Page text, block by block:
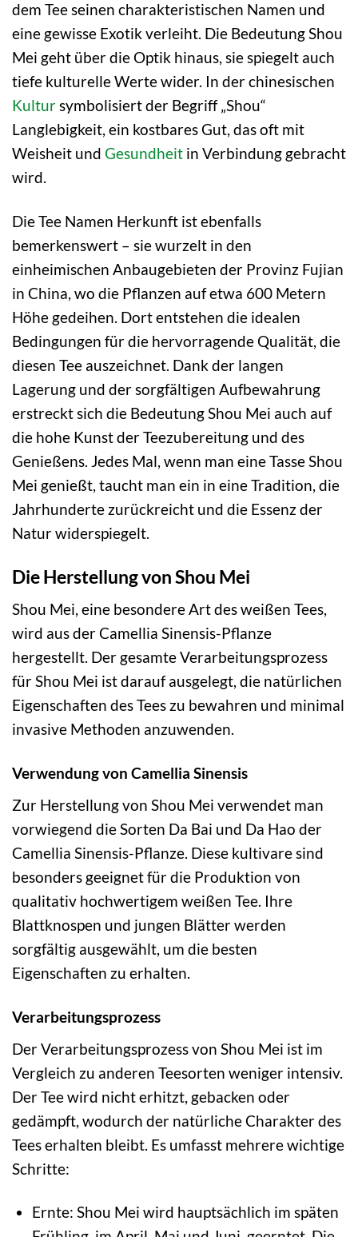
dem Tee seinen charakteristischen Namen und
eine gewisse Exotik verleiht. Die Bedeutung Shou
Mei geht über die Optik hinaus, sie spiegelt auch
tiefe kulturelle Werte wider. In der chinesischen
Kultursymbolisiert der Begriff „Shou“
Langlebigkeit, ein kostbares Gut, das oft mit
Weisheit und Gesundheit in Verbindung gebracht
wird.
Die Tee Namen Herkunft ist ebenfalls
bemerkenswert – sie wurzelt in den
einheimischen Anbaugebieten der Provinz Fujian
in China, wo die Pflanzen auf etwa 600 Metern
Höhe gedeihen. Dort entstehen die idealen
Bedingungen für die hervorragende Qualität, die
diesen Tee auszeichnet. Dank der langen
Lagerung und der sorgfältigen Aufbewahrung
erstreckt sich die Bedeutung Shou Mei auch auf
die hohe Kunst der Teezubereitung und des
Genießens. Jedes Mal, wenn man eine Tasse Shou
Mei genießt, taucht man ein in eine Tradition, die
Jahrhunderte zurückreicht und die Essenz der
Natur widerspiegelt.
Die Herstellung von Shou Mei
Shou Mei, eine besondere Art des weißen Tees,
wird aus der Camellia Sinensis-Pflanze
hergestellt. Der gesamte Verarbeitungsprozess
für Shou Mei ist darauf ausgelegt, die natürlichen
Eigenschaften des Tees zu bewahren und minimal
invasive Methoden anzuwenden.
Verwendung von Camellia Sinensis
Zur Herstellung von Shou Mei verwendet man
vorwiegend die Sorten Da Bai und Da Hao der
Camellia Sinensis-Pflanze. Diese kultivare sind
besonders geeignet für die Produktion von
qualitativ hochwertigem weißen Tee. Ihre
Blattknospen und jungen Blätter werden
sorgfältig ausgewählt, um die besten
Eigenschaften zu erhalten.
Verarbeitungsprozess
Der Verarbeitungsprozess von Shou Mei ist im
Vergleich zu anderen Teesorten weniger intensiv.
Der Tee wird nicht erhitzt, gebacken oder
gedämpft, wodurch der natürliche Charakter des
Tees erhalten bleibt. Es umfasst mehrere wichtige
Schritte:
Ernte: Shou Mei wird hauptsächlich im späten